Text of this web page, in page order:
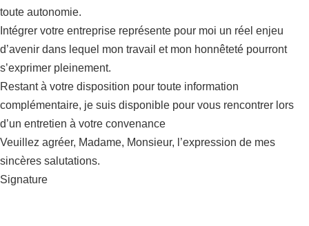
toute autonomie.
Intégrer votre entreprise représente pour moi un réel enjeu
d’avenir dans lequel mon travail et mon honnêteté pourront
s’exprimer pleinement.
Restant à votre disposition pour toute information
complémentaire, je suis disponible pour vous rencontrer lors
d’un entretien à votre convenance
Veuillez agréer, Madame, Monsieur, l’expression de mes
sincères salutations.
Signature